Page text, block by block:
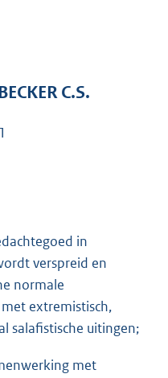
3
C.S.
in
verspreid en
normale
extremistisch,
salafistische uitingen;
met